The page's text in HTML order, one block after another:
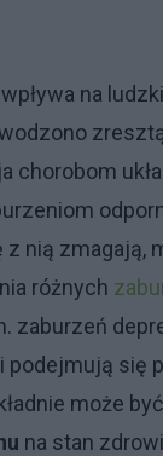
na
chorobom
z nią zmagają,
różnych
zaburzeń
podejmują się
może
na stan